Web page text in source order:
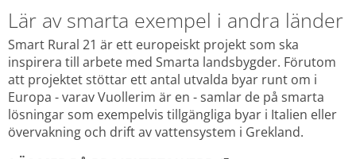
Lär av smarta exempel i andra länder
Smart Rural 21 är ett europeiskt projekt som ska
inspirera till arbete med Smarta landsbygder. Förutom
att projektet stöttar ett antal utvalda byar runt om i
Europa - varav Vuollerim är en - samlar de på smarta
lösningar som exempelvis tillgängliga byar i Italien eller
övervakning och drift av vattensystem i Grekland.